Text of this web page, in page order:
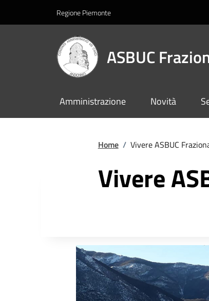
Regione Piemonte
ASBUC
Amministrazione Novità
Home / Vivere ASBUC
Vivere